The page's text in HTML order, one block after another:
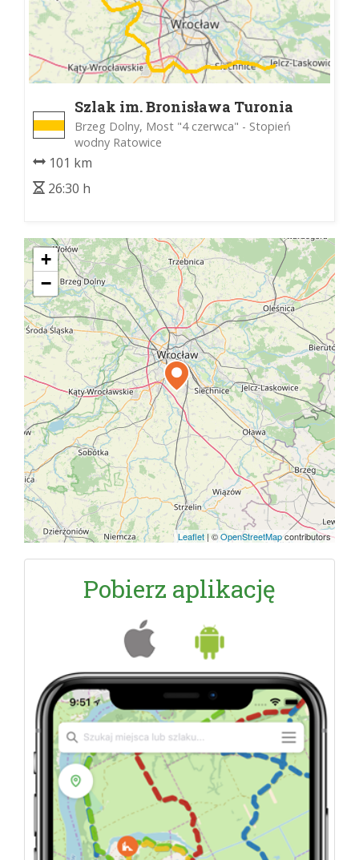
Szlak im. Bronisława Turonia
Brzeg Dolny, Most "4 czerwca" - Stopień
wodny Ratowice
101 km
26:30 h
+
−
Leaflet | ©OpenStreetMapcontributors
Pobierz aplikację